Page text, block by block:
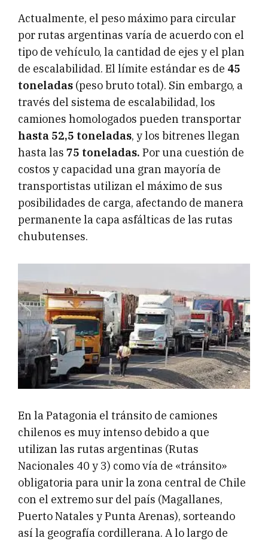
Actualmente, el peso máximo para circular
por rutas argentinas varía de acuerdo con el
tipo de vehículo, la cantidad de ejes y el plan
de escalabilidad. El límite estándar es de 45
toneladas (peso bruto total). Sin embargo, a
través del sistema de escalabilidad, los
camiones homologados pueden transportar
hasta 52,5 toneladas, y los bitrenes llegan
hasta las 75 toneladas. Por una cuestión de
costos y capacidad una gran mayoría de
transportistas utilizan el máximo de sus
posibilidades de carga, afectando de manera
permanente la capa asfálticas de las rutas
chubutenses.
En la Patagonia el tránsito de camiones
chilenos es muy intenso debido a que
utilizan las rutas argentinas (Rutas
Nacionales 40 y 3) como vía de «tránsito»
obligatoria para unir la zona central de Chile
con el extremo sur del país (Magallanes,
Puerto Natales y Punta Arenas), sorteando
así la geografía cordillerana. A lo largo de